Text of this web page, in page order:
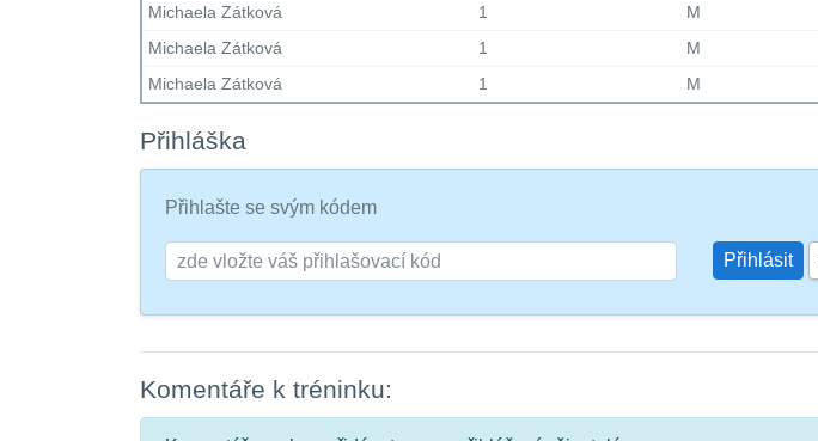
Michaela Zátková
1 M
Michaela Zátková
1 M
Michaela Zátková
1 M
Přihláška
Přihlašte se svým kódem
Komentáře k tréninku: